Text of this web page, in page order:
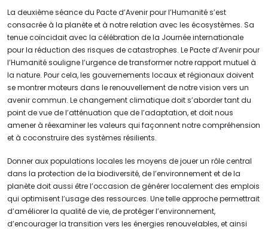
La deuxième séance du Pacte d’Avenir pour l’Humanité s’est
consacrée à la planète et à notre relation avec les écosystèmes. Sa
tenue coïncidait avec la célébration de la Journée internationale
pour la réduction des risques de catastrophes. Le Pacte d’Avenir pour
l’Humanité souligne l’urgence de transformer notre rapport mutuel à
la nature. Pour cela, les gouvernements locaux et régionaux doivent
se montrer moteurs dans le renouvellement de notre vision vers un
avenir commun. Le changement climatique doit s’aborder tant du
point de vue de l’atténuation que de l’adaptation, et doit nous
amener à réexaminer les valeurs qui façonnent notre compréhension
et à coconstruire des systèmes résilients.
Donner aux populations locales les moyens de jouer un rôle central
dans la protection de la biodiversité, de l’environnement et de la
planète doit aussi être l’occasion de générer localement des emplois
qui optimisent l’usage des ressources. Une telle approche permettrait
d’améliorer la qualité de vie, de protéger l’environnement,
d’encourager la transition vers les énergies renouvelables, et ainsi